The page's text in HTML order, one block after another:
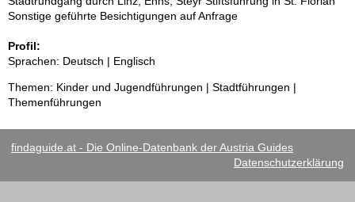
Sonstige geführte Besichtigungen auf Anfrage
Profil:
Sprachen: Deutsch | Englisch
Themen: Kinder und Jugendführungen | Stadtführungen |
Themenführungen
findaguide.at - Die Online-Datenbank der Austria Guides
Datenschutzerklärung